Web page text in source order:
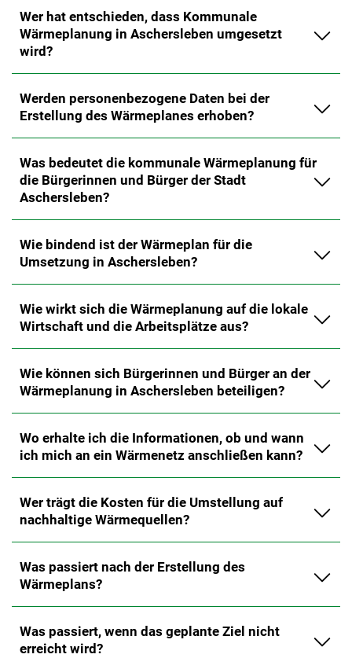
Wer hat entschieden, dass Kommunale
Wärmeplanung in Aschersleben umgesetzt
wird?
Werden personenbezogene Daten bei der
Erstellung des Wärmeplanes erhoben?
Was bedeutet die kommunale Wärmeplanung für
die Bürgerinnen und Bürger der Stadt
Aschersleben?
Wie bindend ist der Wärmeplan für die
Umsetzung in Aschersleben?
Wie wirkt sich die Wärmeplanung auf die lokale
Wirtschaft und die Arbeitsplätze aus?
Wie können sich Bürgerinnen und Bürger an der
Wärmeplanung in Aschersleben beteiligen?
Wo erhalte ich die Informationen, ob und wann
ich mich an ein Wärmenetz anschließen kann?
Wer trägt die Kosten für die Umstellung auf
nachhaltige Wärmequellen?
Was passiert nach der Erstellung des
Wärmeplans?
Was passiert, wenn das geplante Ziel nicht
erreicht wird?